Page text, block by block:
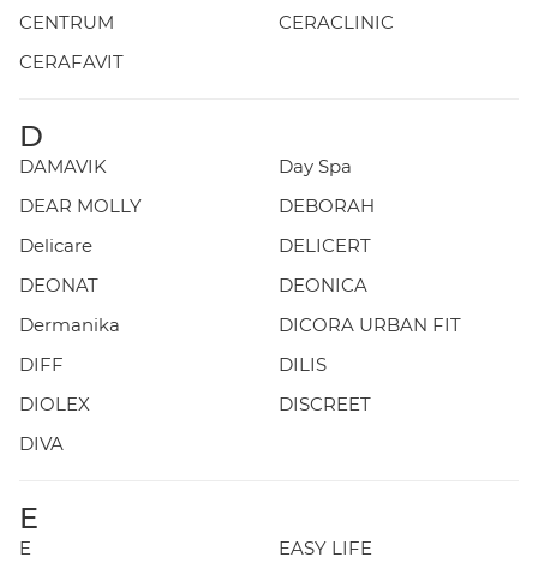
CENTRUM
CERACLINIC
CERAFAVIT
D
DAMAVIK
Day Spa
DEAR MOLLY
DEBORAH
Delicare
DELICERT
DEONAT
DEONICA
Dermanika
DICORA URBAN FIT
DIFF
DILIS
DIOLEX
DISCREET
DIVA
E
E
EASY LIFE